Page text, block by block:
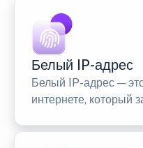
Белый IP-адрес
Белый IP-адрес —
интернете, который